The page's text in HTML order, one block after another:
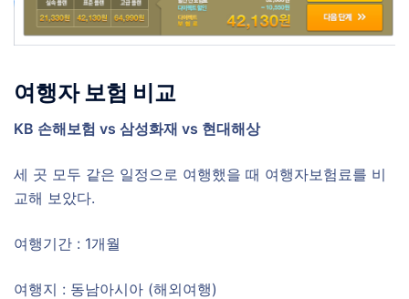
여행자 보험 비교
KB 손해보험 vs 삼성화재 vs 현대해상
세 곳 모두 같은 일정으로 여행했을 때 여행자보험료를 비
교해 보았다.
여행기간 : 1개월
여행지 : 동남아시아 (해외여행)